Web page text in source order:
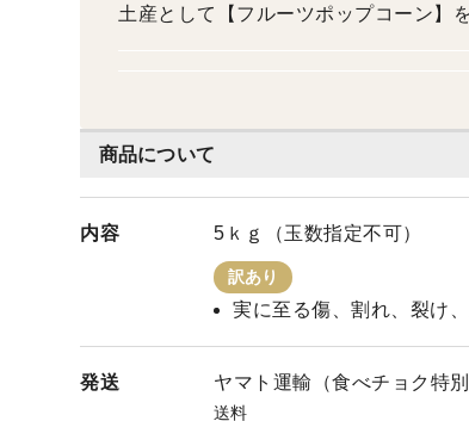
商品について
内容 5ｋｇ（玉数指定不可）
訳あり
実に至る傷、割れ、裂け
発送 ヤマト運輸（食べチョク特別
送料
土産として【フルーツポップコーン